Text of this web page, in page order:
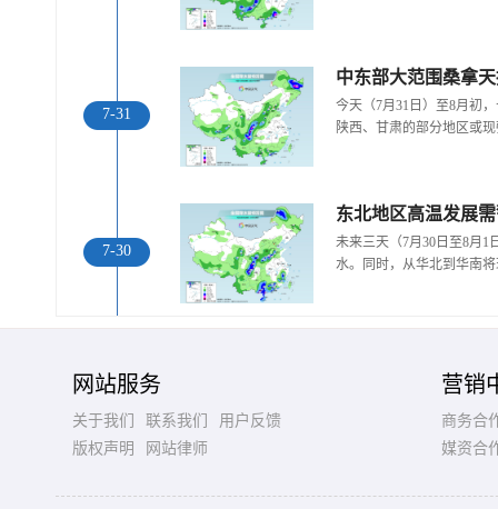
7-31
中东部大范围桑拿
今天（7月31日）至8月初
陕西、甘肃的部分地区或
7-30
东北地区高温发展
未来三天（7月30日至8月1
水。同时，从华北到华南
网站服务
关于我们 联系我们
用户反馈
版权声明
网站律师
营销
商务合
媒资合